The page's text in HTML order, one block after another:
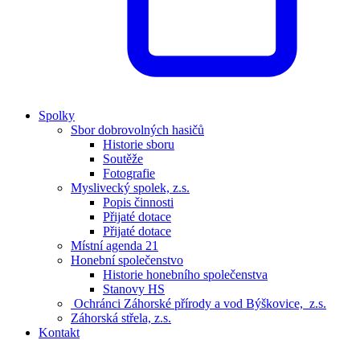
Spolky
Sbor dobrovolných hasičů
Historie sboru
Soutěže
Fotografie
Myslivecký spolek, z.s.
Popis činnosti
Přijaté dotace
Přijaté dotace
Místní agenda 21
Honební společenstvo
Historie honebního společenstva
Stanovy HS
Ochránci Záhorské přírody a vod Býškovice, z.s.
Záhorská střela, z.s.
Kontakt